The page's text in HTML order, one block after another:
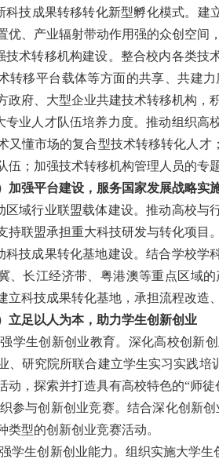
成果转移转化新型孵化模式。建立
优、产业辐射带动作用强的众创空间
转移机构建设。整合校内各类技术
转移平台载体等方面的共享、共建
政府、大型企业共建技术转移机构，
人才队伍培养力度。推动组织高校
又懂市场的复合型技术转移转化人
伍；加强技术转移机构管理人员的专
加强平台建设，服务国家发展战略实
行业联盟载体建设。推动高校与行
持联盟承担重大科技研发与转化项目
成果转化基地建设。结合学校学科
、长江经济带、粤港澳等重点区域
立科技成果转化基地，承担流程改
立足以人为本，助力学生创新创业
生创新创业教育。深化高校创新创
、研究院所联合建立学生实习实践
动，探索并打造具有高校特色的“师徒
与创新创业竞赛。结合深化创新创
类型的创新创业竞赛活动。
生创新创业能力。组织实施大学生